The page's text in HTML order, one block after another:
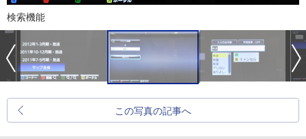
検索機能
この写真の記事へ